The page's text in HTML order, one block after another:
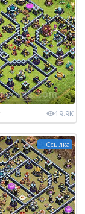
19.9K
+ Ссылка